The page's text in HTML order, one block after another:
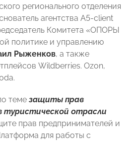
регионального отделения
агентства А5-client
Комитета «ОПОРЫ
политике и управлению
Рыженков, а также
Wildberries. Ozon,
теме защиты прав
туристической отрасли
прав предпринимателей и
для работы с